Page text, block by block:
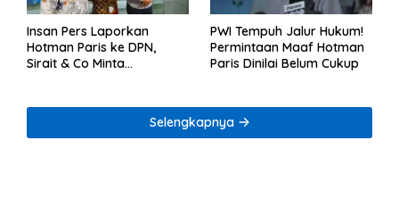
Insan Pers Laporkan
Hotman Paris ke DPN,
Sirait & Co Minta
PWI Tempuh Jalur Hukum!
Permintaan Maaf Hotman
Paris Dinilai Belum Cukup
Selengkapnya